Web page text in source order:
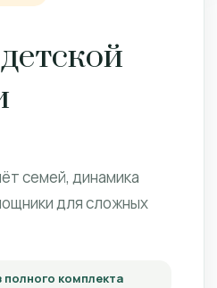
семей, динамика
для сложных
комплекта